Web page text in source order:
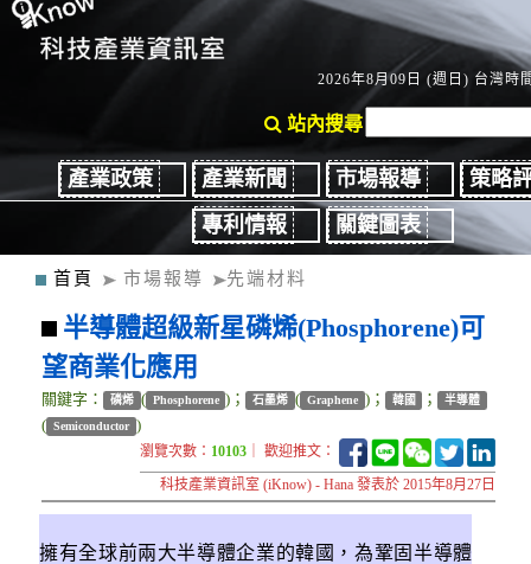
2026年8月09日 (週日) 台灣時
站內搜尋
產業政策 產業新聞 市場報導
策略
專利情報
關鍵圖表
首頁 市場報導 先端材料
半導體超級新星磷烯(Phosphorene)可
望商業化應用
關鍵字： 磷烯 ( Phosphorene )； 石墨烯 ( Graphene )； 韓國 ； 半導體
( Semiconductor )
瀏覽次數： 10103 ｜ 歡迎推文：
科技產業資訊室 (iKnow) - Hana 發表於 2015年8月27日
擁有全球前兩大半導體企業的韓國，為鞏固半導體